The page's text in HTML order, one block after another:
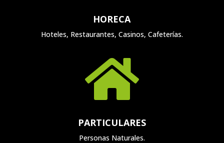
HORECA
Hoteles, Restaurantes, Casinos, Cafeterías.

PARTICULARES
Personas Naturales.